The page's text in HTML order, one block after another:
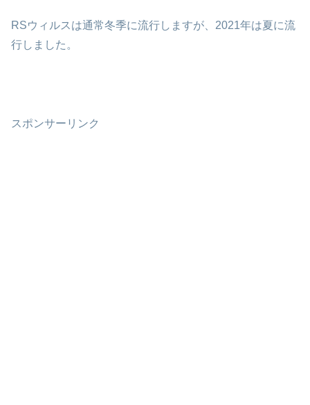
RSウィルスは通常冬季に流行しますが、2021年は夏に流
行しました。
スポンサーリンク